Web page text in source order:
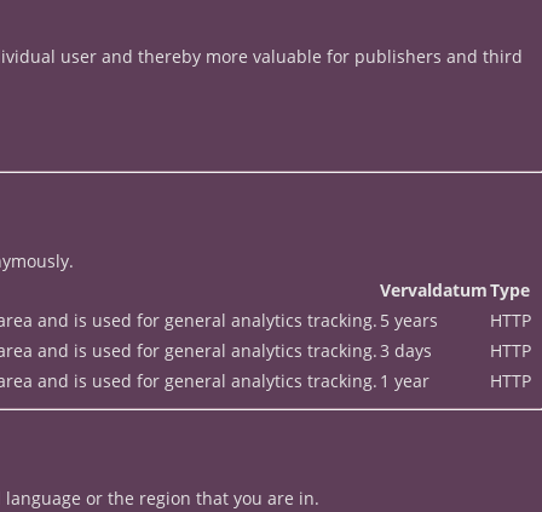
user and thereby more valuable for publishers and third
VervaldatumType
and is used for general analytics tracking. 5 years
HTTP
and is used for general analytics tracking.3 days
HTTP
and is used for general analytics tracking. 1 year HTTP
or the region that you are in.